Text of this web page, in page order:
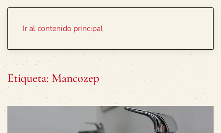
Ir al contenido principal
Etiqueta: Mancozep